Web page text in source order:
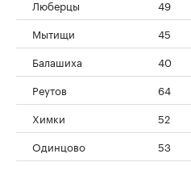
Люберцы 49
Мытищи
45
Балашиха
40
Реутов
64
Химки
52
Одинцово
53